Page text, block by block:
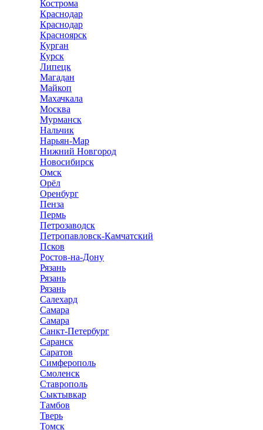
Кострома
Краснодар
Краснодар
Красноярск
Курган
Курск
Липецк
Магадан
Майкоп
Махачкала
Москва
Мурманск
Нальчик
Нарьян-Мар
Нижний Новгород
Новосибирск
Омск
Орёл
Оренбург
Пенза
Пермь
Петрозаводск
Петропавловск-Камчатский
Псков
Ростов-на-Дону
Рязань
Рязань
Рязань
Салехард
Самара
Самара
Санкт-Петербург
Саранск
Саратов
Симферополь
Смоленск
Ставрополь
Сыктывкар
Тамбов
Тверь
Томск